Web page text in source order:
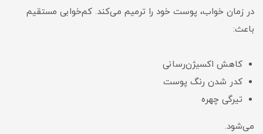
در زمان خواب، پوست خود را ترمیم می‌کند. کم‌خوابی مستقیم
باعث:
کاهش اکسیژن‌رسانی
کدر شدن رنگ پوست
تیرگی چهره
می‌شود.